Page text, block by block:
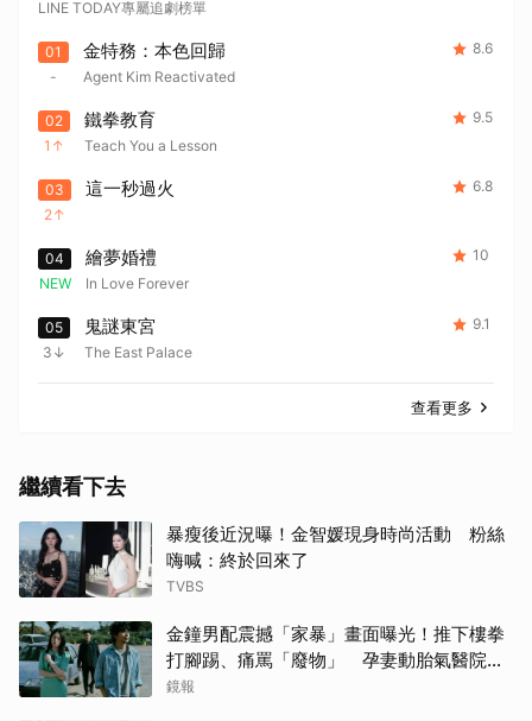
LINE TODAY專屬追劇榜單
01
-
金特務：本色回歸
Agent Kim Reactivated
8.6
02
1
鐵拳教育
Teach You a Lesson
9.5
03
2
這一秒過火 6.8
04
NEW
繪夢婚禮
In Love Forever
10
05
3
鬼謎東宮
The East Palace
9.1
查看更多
繼續看下去
暴瘦後近況曝！金智媛現身時尚活動 粉絲
嗨喊：終於回來了
TVBS
金鐘男配震撼「家暴」畫面曝光！推下樓拳
打腳踢、痛罵「廢物」 孕妻動胎氣醫院爆
激烈衝突
鏡報